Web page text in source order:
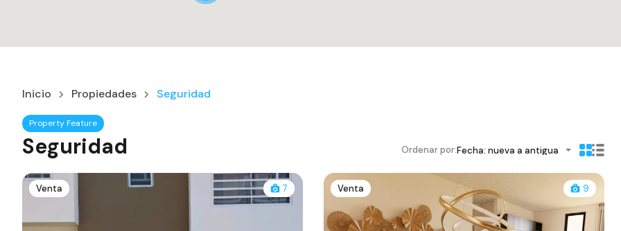
Inicio Propiedades Seguridad
Property Feature
Seguridad Ordenar por:Fecha: nueva a antigua
Venta 7 Venta 9